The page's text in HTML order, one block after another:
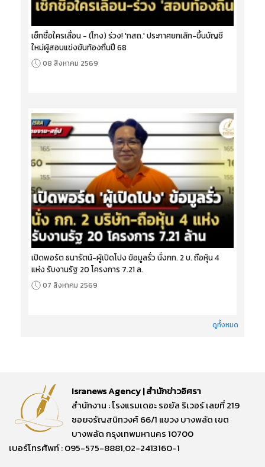
เช็กชื่อใครเลื่อน - (โกง) ร่วง! 'กสถ.' ประกาศยกเลิก-ขึ้นบัญชี
ใหม่ผู้สอบแข่งขันท้องถิ่นปี 68
08 สิงหาคม 2569
เปิดพอร์ต ธนารัตน์-ผู้เปิดโปง ข้อมูลรั่ว นั่งกก. 2 บ. ถือหุ้น 4
แห่ง รับงานรัฐ 20 โครงการ 7.21 ล.
07 สิงหาคม 2569
ดูทั้งหมด
Isranews Agency | สำนักข่าวอิศรา
สำนักงาน : โรงแรมเดอะ รอยัล ริเวอร์ เลขที่ 219
ซอยจรัญสนิทวงศ์ 66/1 แขวง บางพลัด เขต
บางพลัด กรุงเทพมหานคร 10700
เบอร์โทรศัพท์ : 095-575-8881,02-2413160-1